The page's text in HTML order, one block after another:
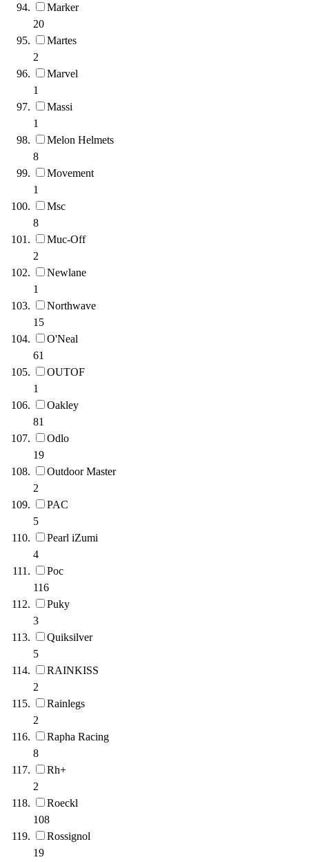
Marker
20
Martes
2
Marvel
1
Massi
1
Melon Helmets
8
Movement
1
Msc
8
Muc-Off
2
Newlane
1
Northwave
15
O'Neal
61
OUTOF
1
Oakley
81
Odlo
19
Outdoor Master
2
PAC
5
Pearl iZumi
4
Poc
116
Puky
3
Quiksilver
5
RAINKISS
2
Rainlegs
2
Rapha Racing
8
Rh+
2
Roeckl
108
Rossignol
19